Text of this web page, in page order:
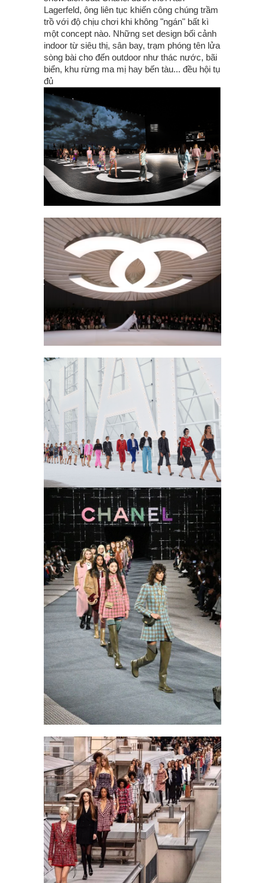
Lagerfeld, ông liên tục khiến công chúng trầm
trồ với độ chịu chơi khi không "ngán" bất kì
một concept nào. Những set design bối cảnh
indoor từ siêu thị, sân bay, trạm phóng tên lửa
sòng bài cho đến outdoor như thác nước, bãi
biển, khu rừng ma mị hay bến tàu... đều hội tụ
đủ